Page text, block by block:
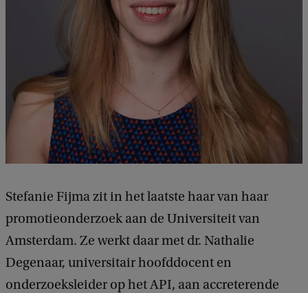
Stefanie Fijma zit in het laatste haar van haar
promotieonderzoek aan de Universiteit van
Amsterdam. Ze werkt daar met dr. Nathalie
Degenaar, universitair hoofddocent en
onderzoeksleider op het API, aan accreterende